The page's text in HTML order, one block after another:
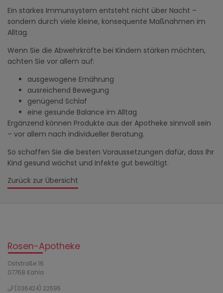
Zurück zur Übersicht
Ein starkes Immunsystem entsteht nicht über Nacht –
sondern durch viele kleine, konsequente Maßnahmen im
Alltag.
Wenn Sie die Abwehrkräfte bei Kindern stärken möchten,
achten Sie vor allem auf:
ausgewogene Ernährung
ausreichend Bewegung
genügend Schlaf
eine gesunde Balance im Alltag
Ergänzend können Produkte aus der Apotheke sinnvoll sein
– vor allem nach individueller Beratung.
So schaffen Sie die besten Voraussetzungen dafür, dass Ihr
Kind gesund wächst und Infekte gut bewältigt.
Rosen-Apotheke
Oststraße 16
07768 Kahla
(036424) 22595